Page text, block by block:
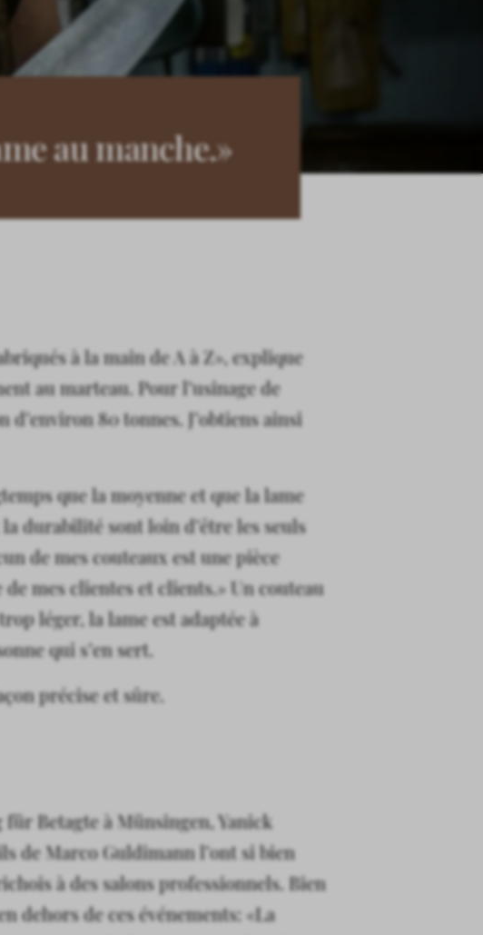
au manche.»
à la main de A à Z», explique
au marteau. Pour l’usinage de
d’environ 80 tonnes. J’obtiens ainsi
que la moyenne et que la lame
durabilité sont loin d’être les seuls
de mes couteaux est une pièce
mes clientes et clients.» Un couteau
léger, la lame est adaptée à
qui s’en sert.
précise et sûre.
Betagte à Münsingen, Yanick
de Marco Guldimann l’ont si bien
à des salons professionnels. Bien
dehors de ces événements: «La